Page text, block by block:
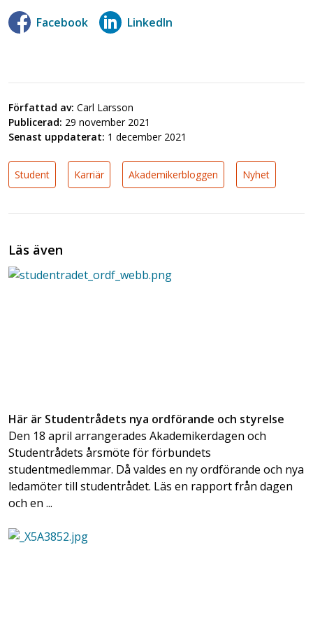
Facebook LinkedIn
Författad av: Carl Larsson
Publicerad: 29 november 2021
Senast uppdaterat: 1 december 2021
Student Karriär Akademikerbloggen Nyhet
Läs även
Här är Studentrådets nya ordförande och styrelse
Den 18 april arrangerades Akademikerdagen och
Studentrådets årsmöte för förbundets
studentmedlemmar. Då valdes en ny ordförande och nya
ledamöter till studentrådet. Läs en rapport från dagen
och en ...